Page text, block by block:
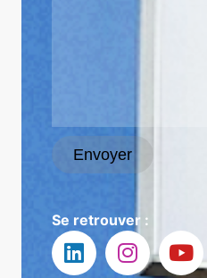
Envoyer
Se retrouver :